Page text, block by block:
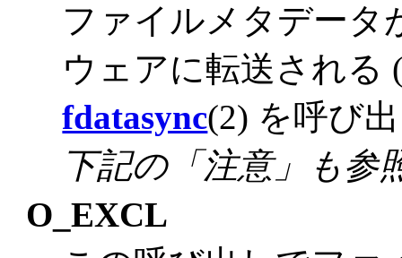
ファイルメタデータ
ウェアに転送される
fdatasync(2) を呼び
下記の「注意」も参
O_EXCL